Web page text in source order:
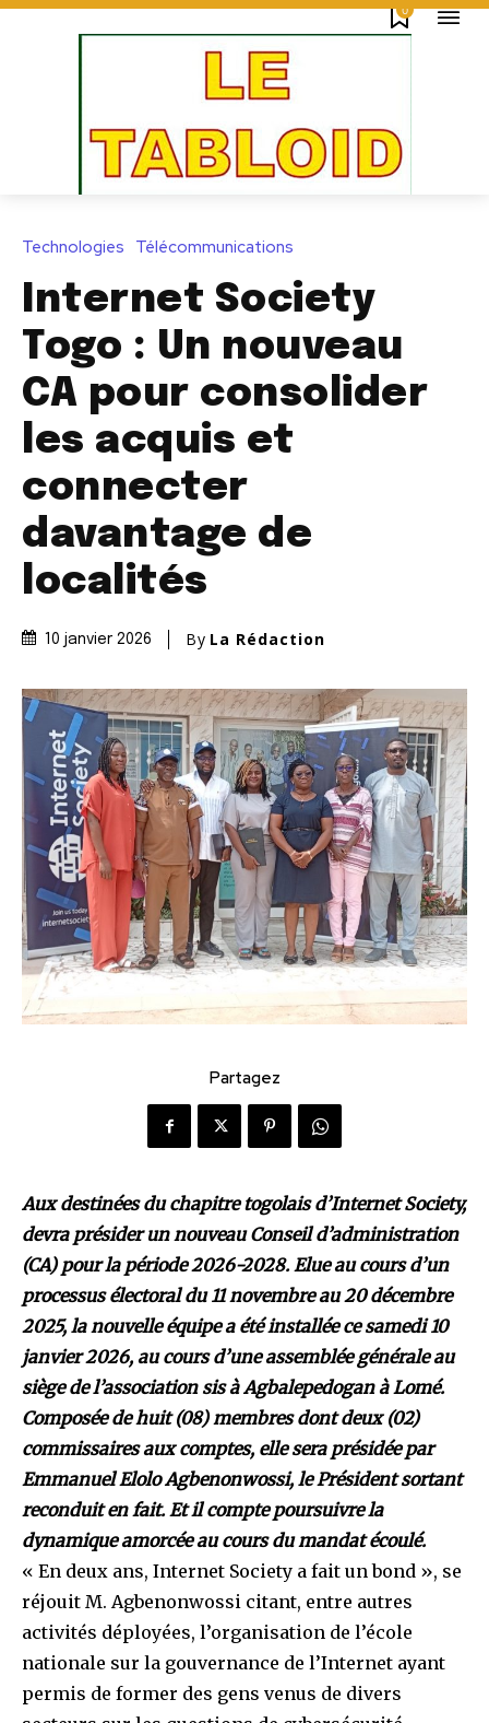
0
Technologies Télécommunications
Internet Society
Togo : Un nouveau
CA pour consolider
les acquis et
connecter
davantage de
localités
10 janvier 2026 By La Rédaction
Partagez
Aux destinées du chapitre togolais d’Internet Society,
devra présider un nouveau Conseil d’administration
(CA) pour la période 2026-2028. Elue au cours d’un
processus électoral du 11 novembre au 20 décembre
2025, la nouvelle équipe a été installée ce samedi 10
janvier 2026, au cours d’une assemblée générale au
siège de l’association sis à Agbalepedogan à Lomé.
Composée de huit (08) membres dont deux (02)
commissaires aux comptes, elle sera présidée par
Emmanuel Elolo Agbenonwossi, le Président sortant
reconduit en fait. Et il compte poursuivre la
dynamique amorcée au cours du mandat écoulé.
« En deux ans, Internet Society a fait un bond », se
réjouit M. Agbenonwossi citant, entre autres
activités déployées, l’organisation de l’école
nationale sur la gouvernance de l’Internet ayant
permis de former des gens venus de divers